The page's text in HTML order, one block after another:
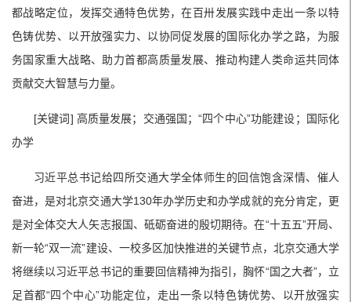
都战略定位，发挥交通特色优势，在百卅发展实践中走出一条以特
色铸优势、以开放强实力、以协同促发展的国际化办学之路，为服
务国家重大战略、助力首都高质量发展、推动构建人类命运共同体
贡献交大智慧与力量。
[关键词] 高质量发展；交通强国；“四个中心”功能建设；国际化
办学
习近平总书记给四所交通大学全体师生的回信饱含深情、催人
奋进，是对北京交通大学130年办学历史和办学成就的充分肯定，更
是对全体交大人矢志报国、砥砺奋进的殷切期待。在“十五五”开局、
新一轮“双一流”建设、一校多区加快推进的关键节点，北京交通大学
将继续以习近平总书记的重要回信精神为指引，胸怀“国之大者”，立
足首都“四个中心”功能定位，走出一条以特色铸优势、以开放强实